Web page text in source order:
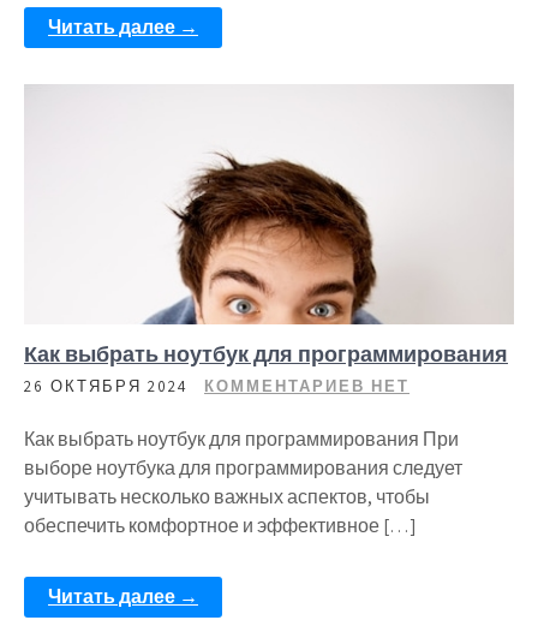
Читать далее →
Как выбрать ноутбук для программирования
26 ОКТЯБРЯ 2024 КОММЕНТАРИЕВ НЕТ
Как выбрать ноутбук для программирования При
выборе ноутбука для программирования следует
учитывать несколько важных аспектов, чтобы
обеспечить комфортное и эффективное […]
Читать далее →